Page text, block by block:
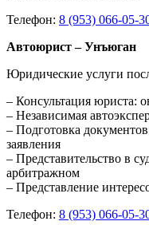
Телефон: 8 (953) 066-05-
Автоюрист – Унъюган
Юридические услуги
– Консультация юриста:
– Независимая
– Подготовка
заявления
– Представительство в
арбитражном
– Представление
Телефон: 8 (953) 066-05-